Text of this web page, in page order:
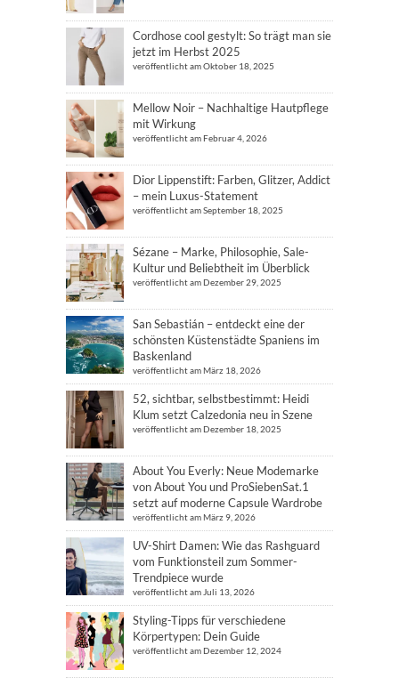
Cordhose cool gestylt: So trägt man sie
jetzt im Herbst 2025
veröffentlicht am Oktober 18, 2025
Mellow Noir – Nachhaltige Hautpflege
mit Wirkung
veröffentlicht am Februar 4, 2026
Dior Lippenstift: Farben, Glitzer, Addict
– mein Luxus-Statement
veröffentlicht am September 18, 2025
Sézane – Marke, Philosophie, Sale-
Kultur und Beliebtheit im Überblick
veröffentlicht am Dezember 29, 2025
San Sebastián – entdeckt eine der
schönsten Küstenstädte Spaniens im
Baskenland
veröffentlicht am März 18, 2026
52, sichtbar, selbstbestimmt: Heidi
Klum setzt Calzedonia neu in Szene
veröffentlicht am Dezember 18, 2025
About You Everly: Neue Modemarke
von About You und ProSiebenSat.1
setzt auf moderne Capsule Wardrobe
veröffentlicht am März 9, 2026
UV-Shirt Damen: Wie das Rashguard
vom Funktionsteil zum Sommer-
Trendpiece wurde
veröffentlicht am Juli 13, 2026
Styling-Tipps für verschiedene
Körpertypen: Dein Guide
veröffentlicht am Dezember 12, 2024